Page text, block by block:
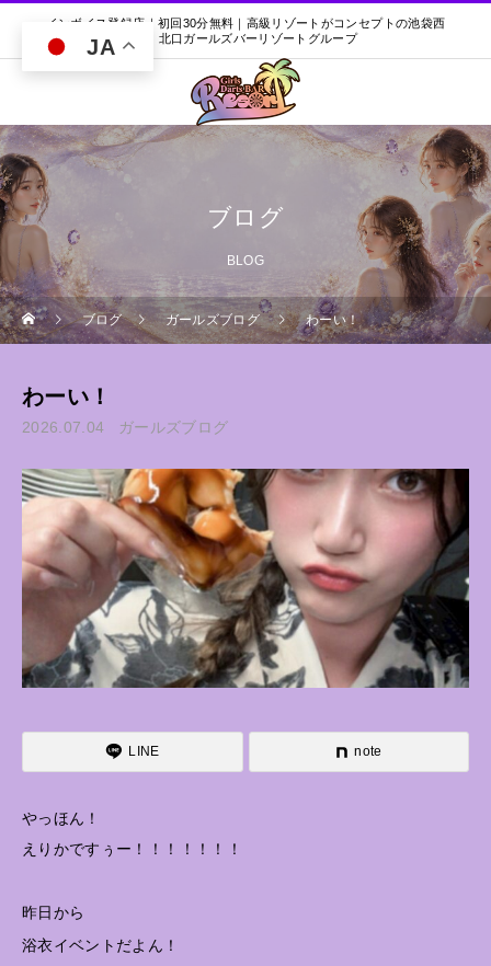
インボイス登録店｜初回30分無料｜高級リゾートがコンセプトの池袋西
口・北口ガールズバーリゾートグループ
ブログ
BLOG
ブログ ガールズブログ わーい！
わーい！
2026.07.04 ガールズブログ
LINE note
やっほん！
えりかですぅー！！！！！！！
昨日から
浴衣イベントだよん！
JA